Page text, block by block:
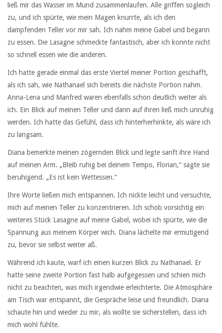
ließ mir das Wasser im Mund zusammenlaufen. Alle griffen sogleich
zu, und ich spürte, wie mein Magen knurrte, als ich den
dampfenden Teller vor mir sah. Ich nahm meine Gabel und begann
zu essen. Die Lasagne schmeckte fantastisch, aber ich konnte nicht
so schnell essen wie die anderen.
Ich hatte gerade einmal das erste Viertel meiner Portion geschafft,
als ich sah, wie Nathanael sich bereits die nächste Portion nahm.
Anna-Lena und Manfred waren ebenfalls schon deutlich weiter als
ich. Ein Blick auf meinen Teller und dann auf ihren ließ mich unruhig
werden. Ich hatte das Gefühl, dass ich hinterherhinkte, als wäre ich
zu langsam.
Diana bemerkte meinen zögernden Blick und legte sanft ihre Hand
auf meinen Arm. „Bleib ruhig bei deinem Tempo, Florian,“ sagte sie
beruhigend. „Es ist kein Wettessen.“
Ihre Worte ließen mich entspannen. Ich nickte leicht und versuchte,
mich auf meinen Teller zu konzentrieren. Ich schob vorsichtig ein
weiteres Stück Lasagne auf meine Gabel, wobei ich spürte, wie die
Spannung aus meinem Körper wich. Diana lächelte mir ermutigend
zu, bevor sie selbst weiter aß.
Während ich kaute, warf ich einen kurzen Blick zu Nathanael. Er
hatte seine zweite Portion fast halb aufgegessen und schien mich
nicht zu beachten, was mich irgendwie erleichterte. Die Atmosphäre
am Tisch war entspannt, die Gespräche leise und freundlich. Diana
schaute hin und wieder zu mir, als wollte sie sicherstellen, dass ich
mich wohl fühlte.